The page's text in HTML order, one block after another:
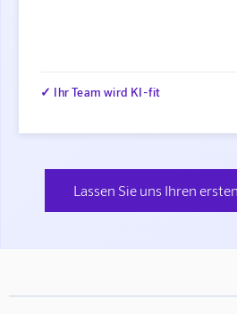
✓ Ihr Team wird KI-fit
Lassen Sie uns Ihren